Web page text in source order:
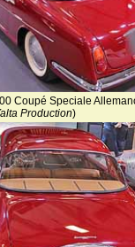
Coupé Speciale
Production)